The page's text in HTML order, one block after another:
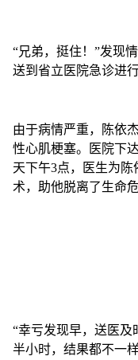
“兄弟，挺住！”发现
送到省立医院急诊进行
由于病情严重，陈依
性心肌梗塞。医院下
天下午3点，医生为
术，助他脱离了生命危
“幸亏发现早，送医及
半小时，结果都不一